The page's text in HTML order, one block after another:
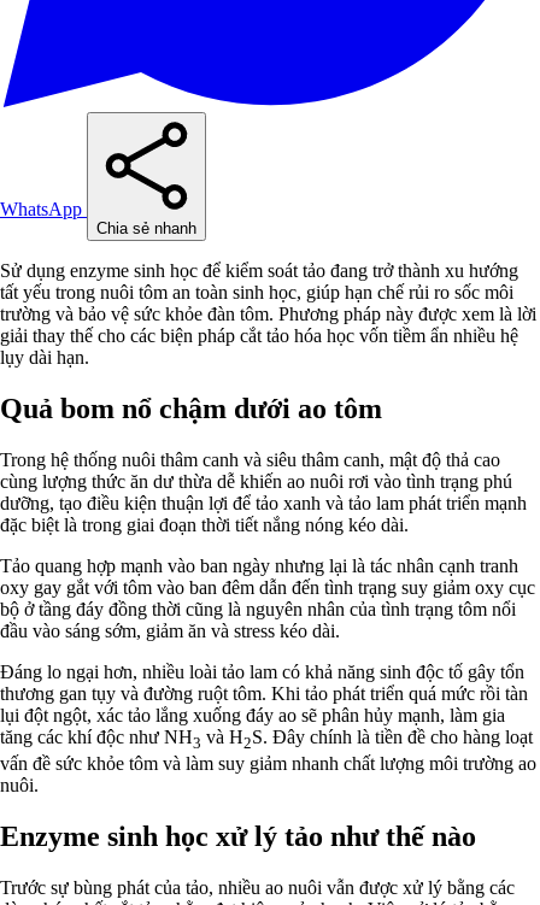
WhatsApp
Chia sẻ nhanh
Sử dụng enzyme sinh học để kiểm soát tảo đang trở thành xu hướng
tất yếu trong nuôi tôm an toàn sinh học, giúp hạn chế rủi ro sốc môi
trường và bảo vệ sức khỏe đàn tôm. Phương pháp này được xem là lời
giải thay thế cho các biện pháp cắt tảo hóa học vốn tiềm ẩn nhiều hệ
lụy dài hạn.
Quả bom nổ chậm dưới ao tôm
Trong hệ thống nuôi thâm canh và siêu thâm canh, mật độ thả cao
cùng lượng thức ăn dư thừa dễ khiến ao nuôi rơi vào tình trạng phú
dưỡng, tạo điều kiện thuận lợi để tảo xanh và tảo lam phát triển mạnh
đặc biệt là trong giai đoạn thời tiết nắng nóng kéo dài.
Tảo quang hợp mạnh vào ban ngày nhưng lại là tác nhân cạnh tranh
oxy gay gắt với tôm vào ban đêm dẫn đến tình trạng suy giảm oxy cục
bộ ở tầng đáy đồng thời cũng là nguyên nhân của tình trạng tôm nổi
đầu vào sáng sớm, giảm ăn và stress kéo dài.
Đáng lo ngại hơn, nhiều loài tảo lam có khả năng sinh độc tố gây tổn
thương gan tụy và đường ruột tôm. Khi tảo phát triển quá mức rồi tàn
lụi đột ngột, xác tảo lắng xuống đáy ao sẽ phân hủy mạnh, làm gia
tăng các khí độc như NH3 và H2S. Đây chính là tiền đề cho hàng loạt
vấn đề sức khỏe tôm và làm suy giảm nhanh chất lượng môi trường ao
nuôi.
Enzyme sinh học xử lý tảo như thế nào
Trước sự bùng phát của tảo, nhiều ao nuôi vẫn được xử lý bằng các